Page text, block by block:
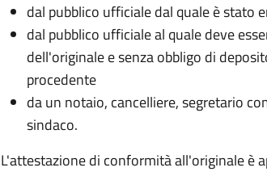
dal pubblico ufficiale dal quale è stato
dal pubblico ufficiale al quale deve
dell'originale e senza obbligo di
procedente
da un notaio, cancelliere, segretario
sindaco.
L'attestazione di conformità all'originale è